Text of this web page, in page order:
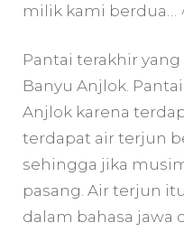
milik kami berdua…
Pantai terakhir
Banyu Anjlok.
Anjlok karena
terdapat air terjun
sehingga jika
pasang. Air terjun
dalam bahasa jawa